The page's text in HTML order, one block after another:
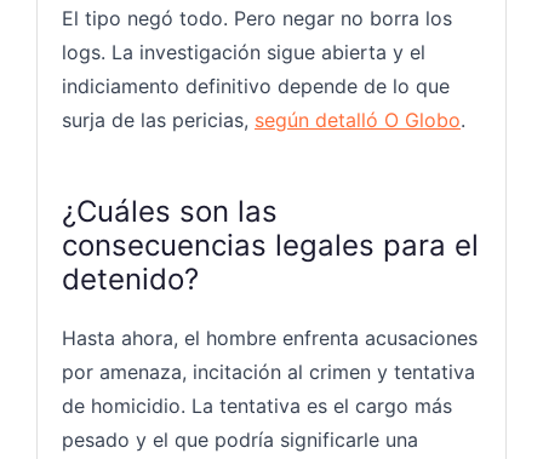
El tipo negó todo. Pero negar no borra los
logs. La investigación sigue abierta y el
indiciamento definitivo depende de lo que
surja de las pericias, según detalló O Globo.
¿Cuáles son las
consecuencias legales para el
detenido?
Hasta ahora, el hombre enfrenta acusaciones
por amenaza, incitación al crimen y tentativa
de homicidio. La tentativa es el cargo más
pesado y el que podría significarle una